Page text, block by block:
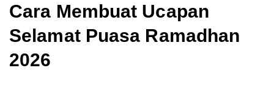
Cara Membuat Ucapan
Selamat Puasa Ramadhan
2026